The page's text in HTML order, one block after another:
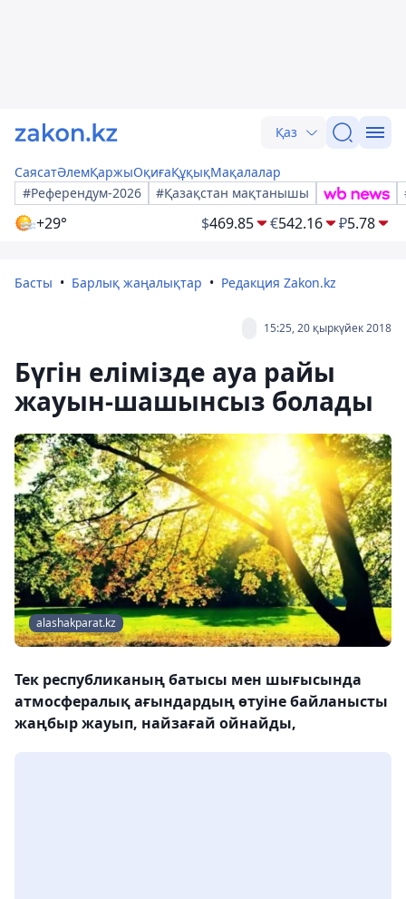
Қаз
СаясатӘлемҚаржыОқиғаҚұқықМақалалар
#Референдум-2026
#Қазақстан мақтанышы
+29° $469.85 €542.16 ₽5.78
Басты Барлық жаңалықтар Редакция Zakon.kz
15:25, 20 қыркүйек 2018
Бүгін елімізде ауа райы
жауын-шашынсыз болады
alashakparat.kz
Тек республиканың батысы мен шығысында
атмосфералық ағындардың өтуіне байланысты
жаңбыр жауып, найзағай ойнайды,